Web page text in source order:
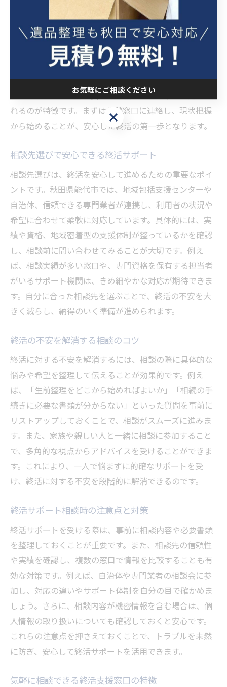
活には遺言、相続、生前整理、空き家管理など多岐にわ
たるテーマがあり、個人で全てを把握し対応するのは困
難です。秋田県能代市では、地域の支援体制が整ってお
り、相談を通じて一人ひとりの状況に合ったアドバイス
や具体的な手続きを案内してもらえます。例えば、初回
相談で現状の課題を整理し、必要な手続きを段階的に進
めることで、心理的な負担を軽減しながら準備が進めら
れるのが特徴です。まずは相談窓口に連絡し、現状把握
から始めることが、安心した終活の第一歩となります。
相談先選びで安心できる終活サポート
相談先選びは、終活を安心して進めるための重要なポイ
ントです。秋田県能代市では、地域包括支援センターや
自治体、信頼できる専門業者が連携し、利用者の状況や
希望に合わせて柔軟に対応しています。具体的には、実
績や資格、地域密着型の支援体制が整っているかを確認
し、相談前に問い合わせてみることが大切です。例え
ば、相談実績が多い窓口や、専門資格を保有する担当者
がいるサポート機関は、きめ細やかな対応が期待できま
す。自分に合った相談先を選ぶことで、終活の不安を大
きく減らし、納得のいく準備が進められます。
終活の不安を解消する相談のコツ
終活に対する不安を解消するには、相談の際に具体的な
悩みや希望を整理して伝えることが効果的です。例え
ば、「生前整理をどこから始めればよいか」「相続の手
続きに必要な書類が分からない」といった質問を事前に
リストアップしておくことで、相談がスムーズに進みま
す。また、家族や親しい人と一緒に相談に参加すること
で、多角的な視点からアドバイスを受けることができま
す。これにより、一人で悩まずに的確なサポートを受
け、終活に対する不安を段階的に解消できるのです。
終活サポート相談時の注意点と対策
終活サポートを受ける際は、事前に相談内容や必要書類
を整理しておくことが重要です。また、相談先の信頼性
や実績を確認し、複数の窓口で情報を比較することも有
効な対策です。例えば、自治体や専門業者の相談会に参
加し、対応の違いやサポート体制を自分の目で確かめま
しょう。さらに、相談内容が機密情報を含む場合は、個
人情報の取り扱いについても確認しておくと安心です。
これらの注意点を押さえておくことで、トラブルを未然
に防ぎ、安心して終活サポートを活用できます。
気軽に相談できる終活支援窓口の特徴
お気軽にご相談ください
お気軽にご相談ください